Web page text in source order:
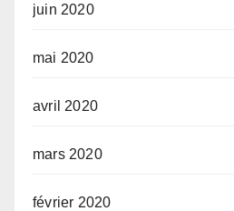
juin 2020
mai 2020
avril 2020
mars 2020
février 2020